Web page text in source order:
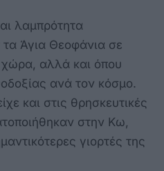
λαμπρότητα
τα Άγια Θεοφάνια σε
αλλά και όπου
ανά τον κόσμο.
και στις θρησκευτικές
στην Κω,
γιορτές της